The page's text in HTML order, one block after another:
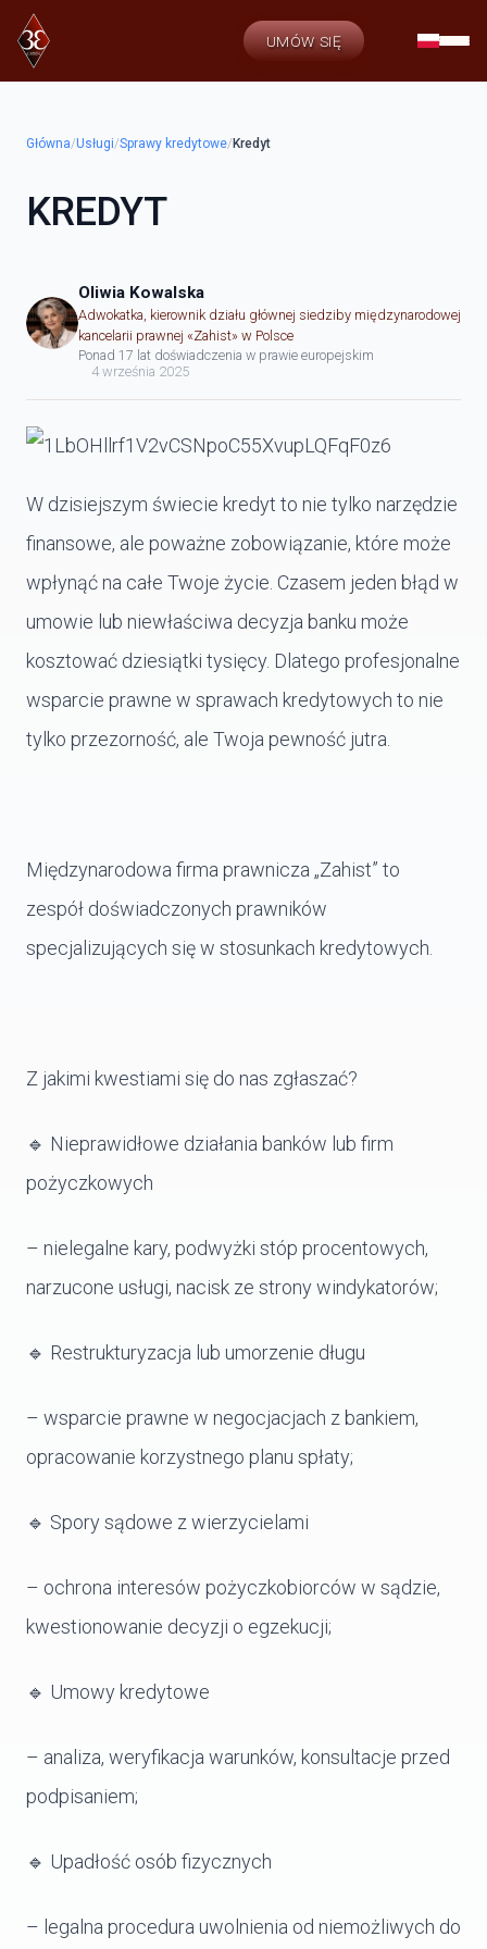
UMÓW SIĘ
Główna/Usługi/Sprawy kredytowe/ Kredyt
KREDYT
Oliwia Kowalska
Adwokatka, kierownik działu głównej siedziby międzynarodowej
kancelarii prawnej «Zahist» w Polsce
Ponad 17 lat doświadczenia w prawie europejskim
4 września 2025
W dzisiejszym świecie kredyt to nie tylko narzędzie
finansowe, ale poważne zobowiązanie, które może
wpłynąć na całe Twoje życie. Czasem jeden błąd w
umowie lub niewłaściwa decyzja banku może
kosztować dziesiątki tysięcy. Dlatego profesjonalne
wsparcie prawne w sprawach kredytowych to nie
tylko przezorność, ale Twoja pewność jutra.
Międzynarodowa firma prawnicza „Zahist” to
zespół doświadczonych prawników
specjalizujących się w stosunkach kredytowych.
Z jakimi kwestiami się do nas zgłaszać?
🔹 Nieprawidłowe działania banków lub firm
pożyczkowych
– nielegalne kary, podwyżki stóp procentowych,
narzucone usługi, nacisk ze strony windykatorów;
🔹 Restrukturyzacja lub umorzenie długu
– wsparcie prawne w negocjacjach z bankiem,
opracowanie korzystnego planu spłaty;
🔹 Spory sądowe z wierzycielami
– ochrona interesów pożyczkobiorców w sądzie,
kwestionowanie decyzji o egzekucji;
🔹 Umowy kredytowe
– analiza, weryfikacja warunków, konsultacje przed
podpisaniem;
🔹 Upadłość osób fizycznych
– legalna procedura uwolnienia od niemożliwych do